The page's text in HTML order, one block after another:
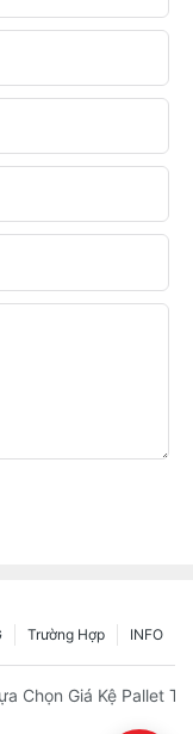
INFO
Trường Hợp
Đầu Cho Quản Lý Kho
Chọn Giá Kệ Pallet